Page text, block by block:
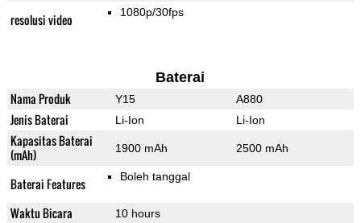
resolusi video 1080p/30fps
Baterai
Nama Produk Y15 A880
Jenis Baterai Li-Ion Li-Ion
Kapasitas Baterai
(mAh)
1900 mAh 2500 mAh
Baterai Features Boleh tanggal
Waktu Bicara 10 hours